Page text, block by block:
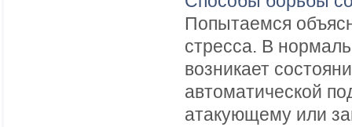
Попытаемся
стресса. В
возникает
автоматической
атакующему или